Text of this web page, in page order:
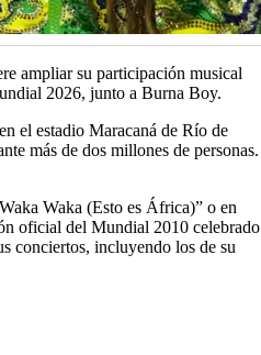
ampliar su participación musical
2026, junto a Burna Boy.
el estadio Maracaná de Río de
más de dos millones de personas.
Waka (Esto es África)” o en
oficial del Mundial 2010 celebrado
conciertos, incluyendo los de su